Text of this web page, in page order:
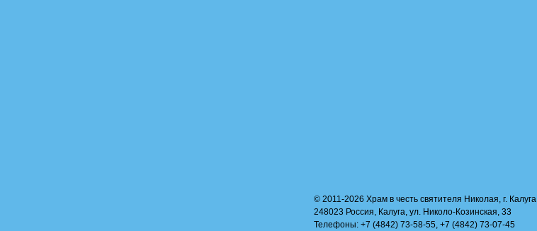
© 2011-2026 Храм в честь святителя Николая, г. Калуга
248023 Россия, Калуга, ул. Николо-Козинская, 33
Телефоны: +7 (4842) 73-58-55, +7 (4842) 73-07-45